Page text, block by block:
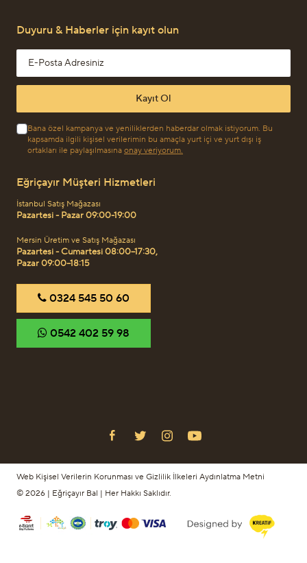
Duyuru & Haberler için kayıt olun
Email address
Kayıt Ol
Bana özel kampanya ve yeniliklerden haberdar olmak istiyorum. Bu
kapsamda ilgili kişisel verilerimin bu amaçla yurt içi ve yurt dışı iş
ortakları ile paylaşılmasına onay veriyorum.
Eğriçayır Müşteri Hizmetleri
İstanbul Satış Mağazası
Pazartesi - Pazar 09:00-19:00
Mersin Üretim ve Satış Mağazası
Pazartesi - Cumartesi 08:00–17:30,
Pazar 09:00–18:15
‎0324 545 50 60
‎0542 402 59 98
Web Kişisel Verilerin Korunması ve Gizlilik İlkeleri Aydınlatma Metni
© 2026 | Eğriçayır Bal | Her Hakkı Saklıdır.